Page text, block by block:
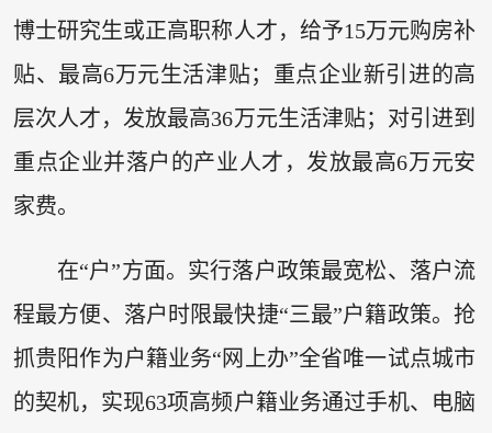
博士研究生或正高职称人才，给予15万元购房补
贴、最高6万元生活津贴；重点企业新引进的高
层次人才，发放最高36万元生活津贴；对引进到
重点企业并落户的产业人才，发放最高6万元安
家费。
在“户”方面。实行落户政策最宽松、落户流
程最方便、落户时限最快捷“三最”户籍政策。抢
抓贵阳作为户籍业务“网上办”全省唯一试点城市
的契机，实现63项高频户籍业务通过手机、电脑